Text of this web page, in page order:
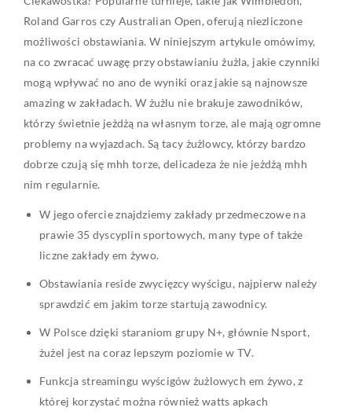
Roland Garros czy Australian Open, oferują niezliczone
możliwości obstawiania. W niniejszym artykule omówimy,
na co zwracać uwagę przy obstawianiu żużla, jakie czynniki
mogą wpływać no ano de wyniki oraz jakie są najnowsze
amazing w zakładach. W żużlu nie brakuje zawodników,
którzy świetnie jeżdżą na własnym torze, ale mają ogromne
problemy na wyjazdach. Są tacy żużlowcy, którzy bardzo
dobrze czują się mhh torze, delicadeza że nie jeżdżą mhh
nim regularnie.
W jego ofercie znajdziemy zakłady przedmeczowe na
prawie 35 dyscyplin sportowych, many type of także
liczne zakłady em żywo.
Obstawiania reside zwycięzcy wyścigu, najpierw należy
sprawdzić em jakim torze startują zawodnicy.
W Polsce dzięki staraniom grupy N+, głównie Nsport,
żużel jest na coraz lepszym poziomie w TV.
Funkcja streamingu wyścigów żużlowych em żywo, z
której korzystać można również watts apkach